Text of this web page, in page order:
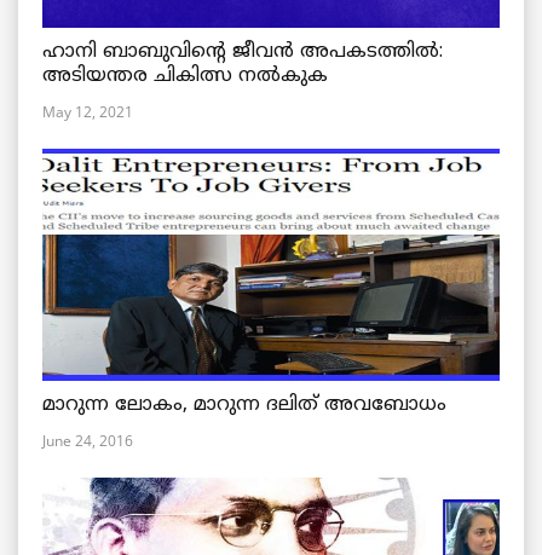
ഹാനി ബാബുവിന്റെ ജീവൻ അപകടത്തിൽ:
അടിയന്തര ചികിത്സ നൽകുക
May 12, 2021
മാറുന്ന ലോകം, മാറുന്ന ദലിത് അവബോധം
June 24, 2016